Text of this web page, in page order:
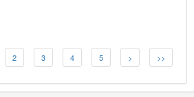
2 3 4 5 > >>